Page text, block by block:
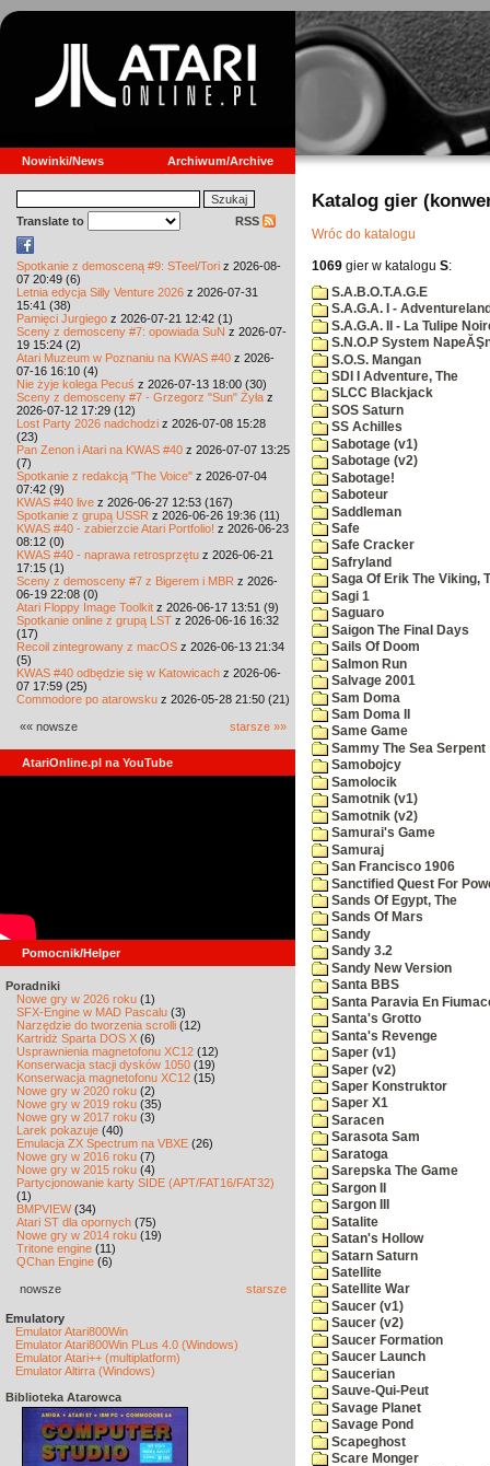
Nowinki/News Archiwum/Archive
Translate to RSS
Spotkanie z demosceną #9: STeel/Tori z 2026-08-
07 20:49 (6)
Letnia edycja Silly Venture 2026 z 2026-07-31
15:41 (38)
Pamięci Jurgiego z 2026-07-21 12:42 (1)
Sceny z demosceny #7: opowiada SuN z 2026-07-
19 15:24 (2)
Atari Muzeum w Poznaniu na KWAS #40 z 2026-
07-16 16:10 (4)
Nie żyje kolega Pecuś z 2026-07-13 18:00 (30)
Sceny z demosceny #7 - Grzegorz "Sun" Żyła z
2026-07-12 17:29 (12)
Lost Party 2026 nadchodzi z 2026-07-08 15:28
(23)
Pan Zenon i Atari na KWAS #40 z 2026-07-07 13:25
(7)
Spotkanie z redakcją "The Voice" z 2026-07-04
07:42 (9)
KWAS #40 live z 2026-06-27 12:53 (167)
Spotkanie z grupą USSR z 2026-06-26 19:36 (11)
KWAS #40 - zabierzcie Atari Portfolio! z 2026-06-23
08:12 (0)
KWAS #40 - naprawa retrosprzętu z 2026-06-21
17:15 (1)
Sceny z demosceny #7 z Bigerem i MBR z 2026-
06-19 22:08 (0)
Atari Floppy Image Toolkit z 2026-06-17 13:51 (9)
Spotkanie online z grupą LST z 2026-06-16 16:32
(17)
Recoil zintegrowany z macOS z 2026-06-13 21:34
(5)
KWAS #40 odbędzie się w Katowicach z 2026-06-
07 17:59 (25)
Commodore po atarowsku z 2026-05-28 21:50 (21)
«« nowsze starsze »»
AtariOnline.pl na YouTube
Pomocnik/Helper
Poradniki
Nowe gry w 2026 roku (1)
SFX-Engine w MAD Pascalu (3)
Narzędzie do tworzenia scrolli (12)
Kartridż Sparta DOS X (6)
Usprawnienia magnetofonu XC12 (12)
Konserwacja stacji dysków 1050 (19)
Konserwacja magnetofonu XC12 (15)
Nowe gry w 2020 roku (2)
Nowe gry w 2019 roku (35)
Nowe gry w 2017 roku (3)
Larek pokazuje (40)
Emulacja ZX Spectrum na VBXE (26)
Nowe gry w 2016 roku (7)
Nowe gry w 2015 roku (4)
Partycjonowanie karty SIDE (APT/FAT16/FAT32)
(1)
BMPVIEW(34)
Atari ST dla opornych (75)
Nowe gry w 2014 roku (19)
Tritone engine (11)
QChan Engine (6)
nowsze starsze
Emulatory
Emulator Atari800Win
Emulator Atari800Win PLus 4.0 (Windows)
Emulator Atari++ (multiplatform)
Emulator Altirra (Windows)
Biblioteka Atarowca
Katalog gier
Wróc do katalogu
1069 gier w katalogu S:
S.A.B.O.T.A.G.E
S.A.G.A. I -
S.A.G.A. II - La Tulipe
S.N.O.P System
S.O.S. Mangan
SDI I Adventure, The
SLCC Blackjack
SOS Saturn
SS Achilles
Sabotage (v1)
Sabotage (v2)
Sabotage!
Saboteur
Saddleman
Safe
Safe Cracker
Safryland
Saga Of Erik The Viking,
Sagi 1
Saguaro
Saigon The Final Days
Sails Of Doom
Salmon Run
Salvage 2001
Sam Doma
Sam Doma II
Same Game
Sammy The Sea Serpent
Samobojcy
Samolocik
Samotnik (v1)
Samotnik (v2)
Samurai's Game
Samuraj
San Francisco 1906
Sanctified Quest For
Sands Of Egypt, The
Sands Of Mars
Sandy
Sandy 3.2
Sandy New Version
Santa BBS
Santa Paravia En
Santa's Grotto
Santa's Revenge
Saper (v1)
Saper (v2)
Saper Konstruktor
Saper X1
Saracen
Sarasota Sam
Saratoga
Sarepska The Game
Sargon II
Sargon III
Satalite
Satan's Hollow
Satarn Saturn
Satellite
Satellite War
Saucer (v1)
Saucer (v2)
Saucer Formation
Saucer Launch
Saucerian
Sauve-Qui-Peut
Savage Planet
Savage Pond
Scapeghost
Scare Monger